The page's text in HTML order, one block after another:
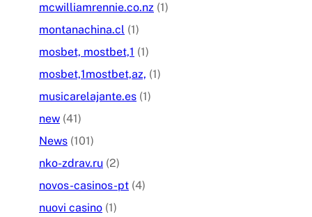
mcwilliamrennie.co.nz (1)
montanachina.cl (1)
mosbet, mostbet,1 (1)
mosbet,1mostbet,az, (1)
musicarelajante.es (1)
new (41)
News (101)
nko-zdrav.ru (2)
novos-casinos-pt (4)
nuovi casino (1)